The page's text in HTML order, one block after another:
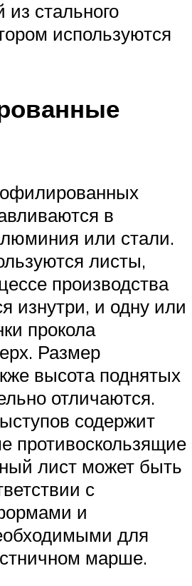
из стального
используются
в
или стали.
листы,
производства
изнутри, и одну или
прокола
Размер
высота поднятых
отличаются.
содержит
противоскользящие
лист может быть
с
и
для
марше.